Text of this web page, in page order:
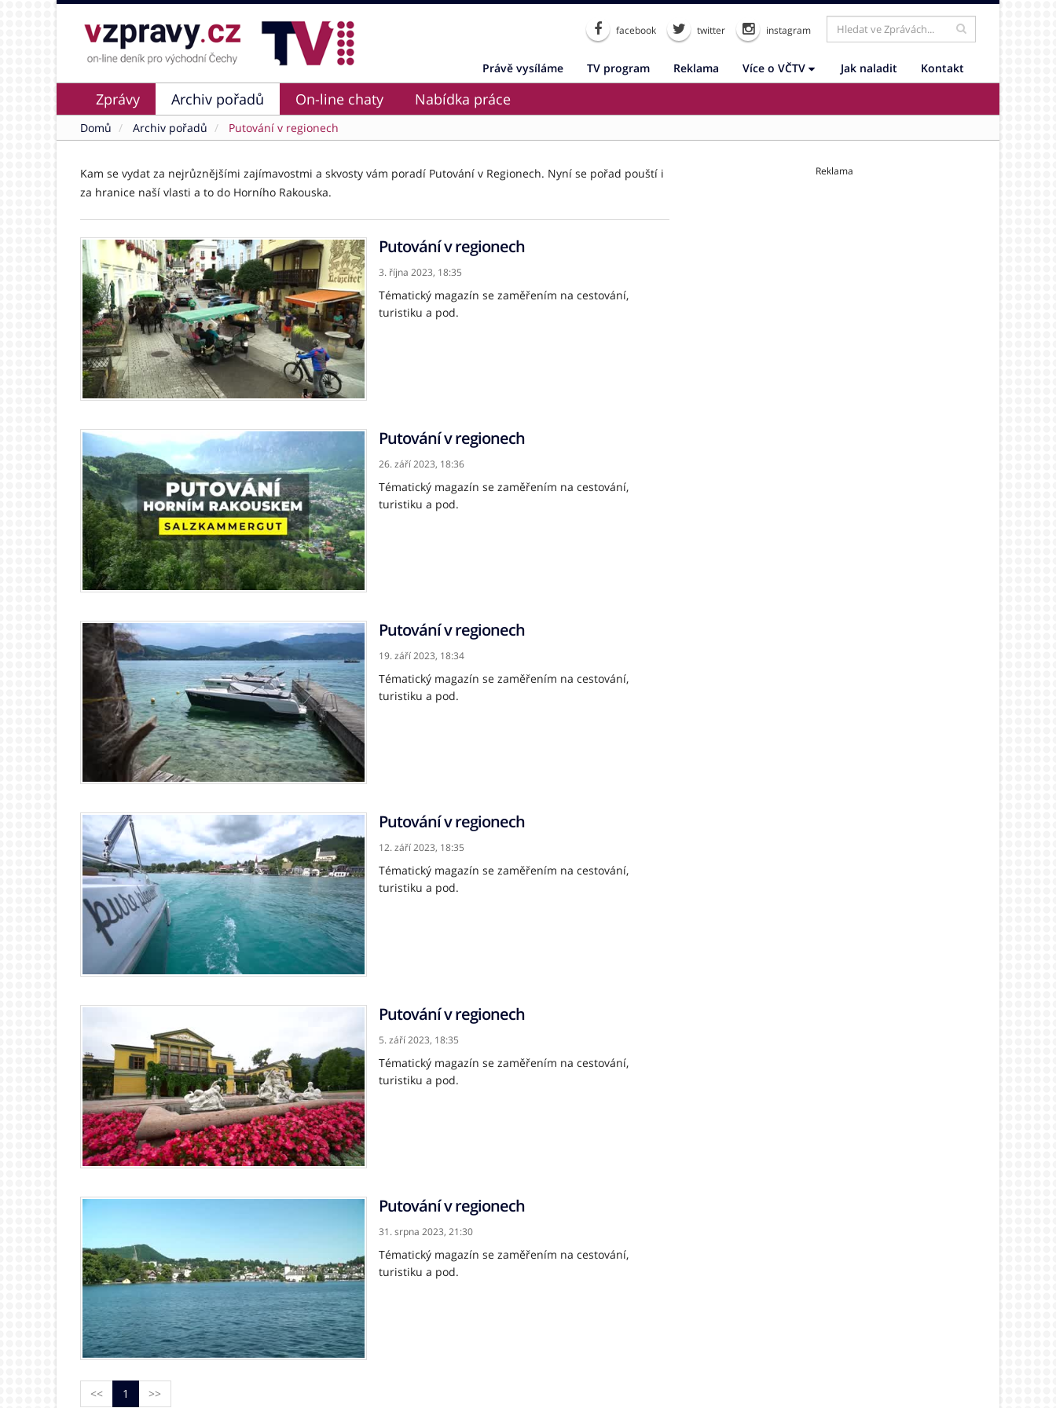
facebook twitter instagram
Právě vysíláme TV program Reklama Více o VČTV Jak naladit Kontakt
Zprávy Archiv pořadů On-line chaty Nabídka práce
Domů Archiv pořadů Putování v regionech
Kam se vydat za nejrůznějšími zajímavostmi a skvosty vám poradí Putování v Regionech. Nyní se pořad pouští i
za hranice naší vlasti a to do Horního Rakouska.
Putování v regionech
3. října 2023, 18:35
Tématický magazín se zaměřením na cestování,
turistiku a pod.
Putování v regionech
26. září 2023, 18:36
Tématický magazín se zaměřením na cestování,
turistiku a pod.
Putování v regionech
19. září 2023, 18:34
Tématický magazín se zaměřením na cestování,
turistiku a pod.
Putování v regionech
12. září 2023, 18:35
Tématický magazín se zaměřením na cestování,
turistiku a pod.
Putování v regionech
5. září 2023, 18:35
Tématický magazín se zaměřením na cestování,
turistiku a pod.
Putování v regionech
31. srpna 2023, 21:30
Tématický magazín se zaměřením na cestování,
turistiku a pod.
<< 1 >>
Reklama